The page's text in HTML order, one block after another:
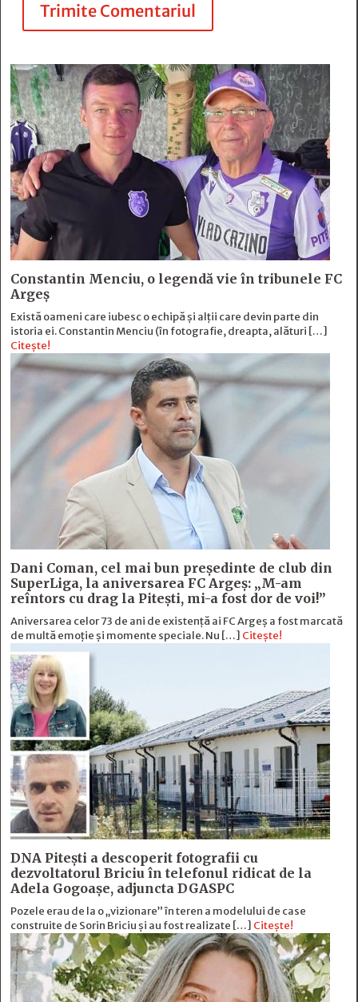
Trimite Comentariul
Constantin Menciu, o legendă vie în tribunele FC
Argeș
Există oameni care iubesc o echipă și alţii care devin parte din
istoria ei. Constantin Menciu (în fotografie, dreapta, alături […]
Citește!
Dani Coman, cel mai bun preşedinte de club din
SuperLiga, la aniversarea FC Argeş: „M-am
reîntors cu drag la Piteşti, mi-a fost dor de voi!”
Aniversarea celor 73 de ani de existență ai FC Argeș a fost marcată
de multă emoție şi momente speciale. Nu […] Citește!
DNA Piteşti a descoperit fotografii cu
dezvoltatorul Briciu în telefonul ridicat de la
Adela Gogoaşe, adjuncta DGASPC
Pozele erau de la o „vizionare” în teren a modelului de case
construite de Sorin Briciu şi au fost realizate […] Citește!